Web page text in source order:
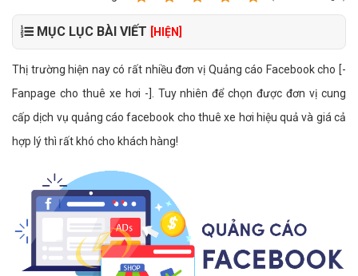
MỤC LỤC BÀI VIẾT [HIỆN]
Thị trường hiện nay có rất nhiều đơn vị Quảng cáo Facebook cho [-
Fanpage cho thuê xe hơi -]. Tuy nhiên để chọn được đơn vị cung
cấp dịch vụ quảng cáo facebook cho thuê xe hơi hiệu quả và giá cả
hợp lý thì rất khó cho khách hàng!